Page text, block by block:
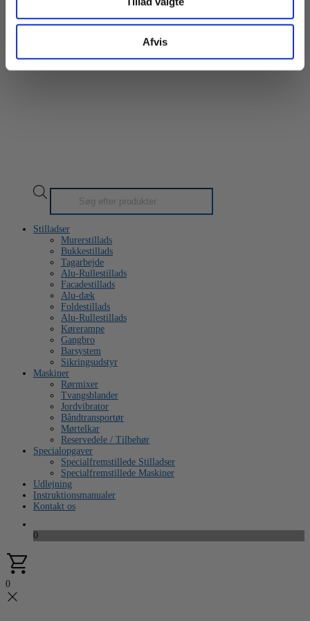
Afvis
Handelsbetingelser/Cookie- & privatlivspolitik/
Products
Stilladser
Murerstillads
Bukkestillads
Tagarbejde
Alu-Rullestillads
Facadestillads
Alu-dæk
Foldestillads
Alu-Rullestillads
Kørerampe
Gangbro
Barsystem
Sikringsudstyr
Maskiner
Rørmixer
Tvangsblander
Jordvibrator
Båndtransportør
Mørtelkar
Reservedele / Tilbehør
Specialopgaver
Specialfremstillede Stilladser
Specialfremstillede Maskiner
Udlejning
Instruktionsmanualer
Kontakt os
0
0